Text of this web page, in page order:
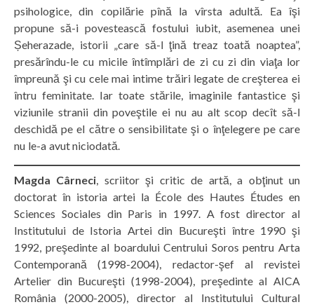
psihologice, din copilărie pînă la vîrsta adultă. Ea îşi
propune să-i povestească fostului iubit, asemenea unei
Șeherazade, istorii „care să-l ţină treaz toată noaptea”,
presărîndu-le cu micile întîmplări de zi cu zi din viaţa lor
împreună şi cu cele mai intime trăiri legate de creşterea ei
întru feminitate. Iar toate stările, imaginile fantastice şi
viziunile stranii din poveştile ei nu au alt scop decît să-l
deschidă pe el către o sensibilitate şi o înţelegere pe care
nu le-a avut niciodată.
Magda Cârneci, scriitor şi critic de artă, a obţinut un
doctorat în istoria artei la École des Hautes Études en
Sciences Sociales din Paris in 1997. A fost director al
Institutului de Istoria Artei din Bucureşti între 1990 şi
1992, preşedinte al boardului Centrului Soros pentru Arta
Contemporană (1998-2004), redactor-şef al revistei
Artelier din Bucureşti (1998-2004), preşedinte al AICA
România (2000-2005), director al Institutului Cultural